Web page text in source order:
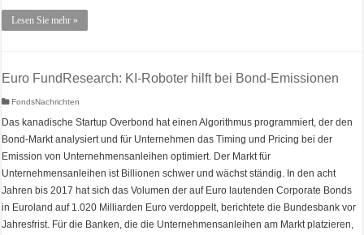
Lesen Sie mehr »
Euro FundResearch: KI-Roboter hilft bei Bond-Emissionen
FondsNachrichten
Das kanadische Startup Overbond hat einen Algorithmus programmiert, der den
Bond-Markt analysiert und für Unternehmen das Timing und Pricing bei der
Emission von Unternehmensanleihen optimiert. Der Markt für
Unternehmensanleihen ist Billionen schwer und wächst ständig. In den acht
Jahren bis 2017 hat sich das Volumen der auf Euro lautenden Corporate Bonds
in Euroland auf 1.020 Milliarden Euro verdoppelt, berichtete die Bundesbank vor
Jahresfrist. Für die Banken, die die Unternehmensanleihen am Markt platzieren,